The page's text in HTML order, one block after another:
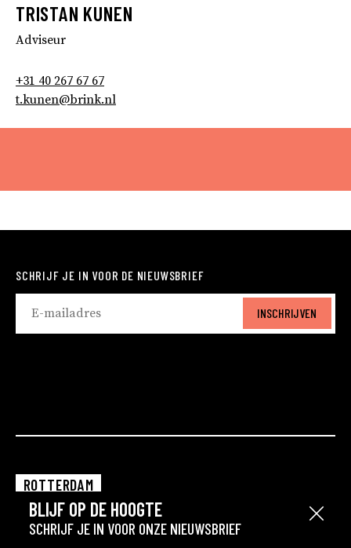
Sluit
BLIJF OP DE HOOGTE
SCHRIJF JE IN VOOR ONZE NIEUWSBRIEF
TRISTAN KUNEN
Adviseur
+31 40 267 67 67
t.kunen@brink.nl
SCHRIJF JE IN VOOR DE NIEUWSBRIEF
INSCHRIJVEN
ROTTERDAM
EINDHOVEN
GRONINGEN